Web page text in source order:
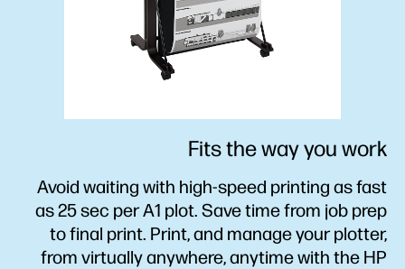
Fits the way you work
Avoid waiting with high-speed printing as fast
as 25 sec per A1 plot. Save time from job prep
to final print. Print, and manage your plotter,
from virtually anywhere, anytime with the HP